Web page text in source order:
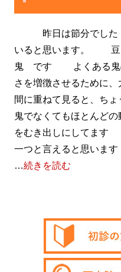
昨日は節分でした
いると思います。 豆
鬼 です よくある鬼の
さを増徴させるために
間に重ねて見ると、ちょ
鬼でなくてもほとんど
をむき出しにしてま
一つと言えると思いま
…続きを読む